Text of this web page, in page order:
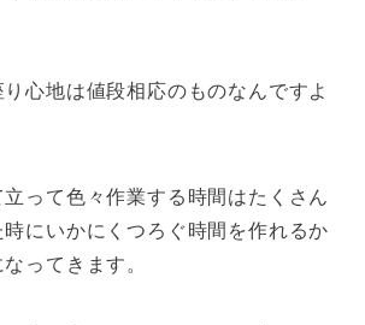
心地は値段相応のものなんですよ
って色々作業する時間はたくさん
にいかにくつろぐ時間を作れるか
ってきます。